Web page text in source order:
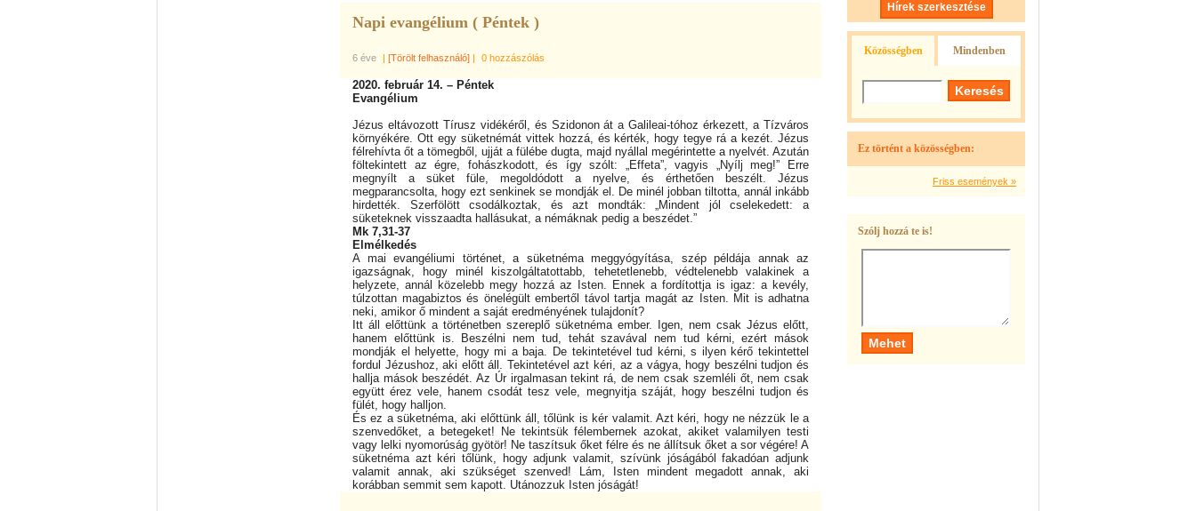
Napi evangélium ( Péntek )
6 éve | [Törölt felhasználó] | 0 hozzászólás
2020. február 14. – Péntek
Evangélium
Jézus eltávozott Tírusz vidékéről, és Szidonon át a Galileai-tóhoz érkezett, a Tízváros
környékére. Ott egy süketnémát vittek hozzá, és kérték, hogy tegye rá a kezét. Jézus
félrehívta őt a tömegből, ujját a fülébe dugta, majd nyállal megérintette a nyelvét. Azután
föltekintett az égre, fohászkodott, és így szólt: „Effeta”, vagyis „Nyílj meg!” Erre
megnyílt a süket füle, megoldódott a nyelve, és érthetően beszélt. Jézus
megparancsolta, hogy ezt senkinek se mondják el. De minél jobban tiltotta, annál inkább
hirdették. Szerfölött csodálkoztak, és azt mondták: „Mindent jól cselekedett: a
süketeknek visszaadta hallásukat, a némáknak pedig a beszédet.”
Mk 7,31-37
Elmélkedés
A mai evangéliumi történet, a süketnéma meggyógyítása, szép példája annak az
igazságnak, hogy minél kiszolgáltatottabb, tehetetlenebb, védtelenebb valakinek a
helyzete, annál közelebb megy hozzá az Isten. Ennek a fordítottja is igaz: a kevély,
túlzottan magabiztos és önelégült embertől távol tartja magát az Isten. Mit is adhatna
neki, amikor ő mindent a saját eredményének tulajdonít?
Itt áll előttünk a történetben szereplő süketnéma ember. Igen, nem csak Jézus előtt,
hanem előttünk is. Beszélni nem tud, tehát szavával nem tud kérni, ezért mások
mondják el helyette, hogy mi a baja. De tekintetével tud kérni, s ilyen kérő tekintettel
fordul Jézushoz, aki előtt áll. Tekintetével azt kéri, az a vágya, hogy beszélni tudjon és
hallja mások beszédét. Az Úr irgalmasan tekint rá, de nem csak szemléli őt, nem csak
együtt érez vele, hanem csodát tesz vele, megnyitja száját, hogy beszélni tudjon és
fülét, hogy halljon.
És ez a süketnéma, aki előttünk áll, tőlünk is kér valamit. Azt kéri, hogy ne nézzük le a
szenvedőket, a betegeket! Ne tekintsük félembernek azokat, akiket valamilyen testi
vagy lelki nyomorúság gyötör! Ne taszítsuk őket félre és ne állítsuk őket a sor végére! A
süketnéma azt kéri tőlünk, hogy adjunk valamit, szívünk jóságából fakadóan adjunk
valamit annak, aki szükséget szenved! Lám, Isten mindent megadott annak, aki
korábban semmit sem kapott. Utánozzuk Isten jóságát!
Hírek szerkesztése
Közösségben Mindenben
Ez történt a közösségben:
Friss események »
Szólj hozzá te is!